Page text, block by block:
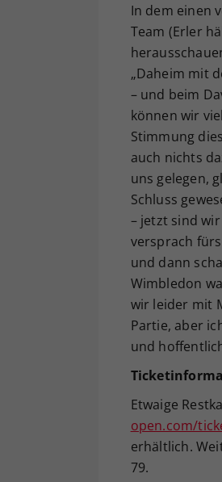
In dem einen
Team (Erler
„Daheim mit
– und beim
können wir
Stimmung
auch nichts
uns gelegen,
Schluss
– jetzt sind
versprach
und dann
Wimbledon
wir leider mit
Partie, aber
und
Etwaige
open.com/
erhältlich.
79.